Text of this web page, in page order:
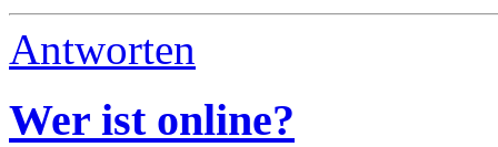
Antworten
Wer ist online?